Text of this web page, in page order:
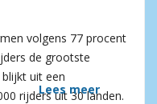
volgens 77 procent
de grootste
uit een
rijders uit 30 landen.
Lees meer